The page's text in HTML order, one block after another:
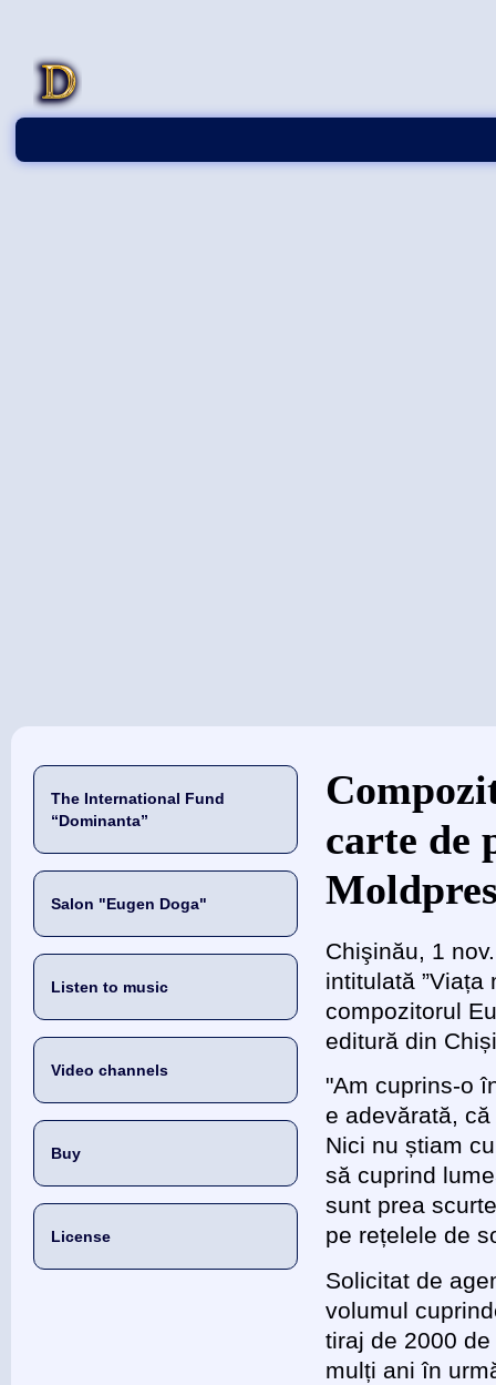
The International Fund
“Dominanta”
Salon "Eugen Doga"
Listen to music
Video channels
Buy
License
当前位置
carte de
Chişinău, 1
intitulată ”Viața
compozitorul
editură din
"Am cuprins-o
e adevărată,
Nici nu știam
să cuprind
sunt prea
pe rețelele de
Solicitat de
volumul
tiraj de 2000
mulți ani în